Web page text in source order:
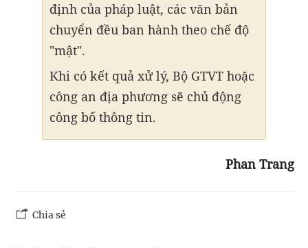
định của pháp luật, các văn bản
chuyển đều ban hành theo chế độ
"mật".
Khi có kết quả xử lý, Bộ GTVT hoặc
công an địa phương sẽ chủ động
công bố thông tin.
Phan Trang
Chia sẻ